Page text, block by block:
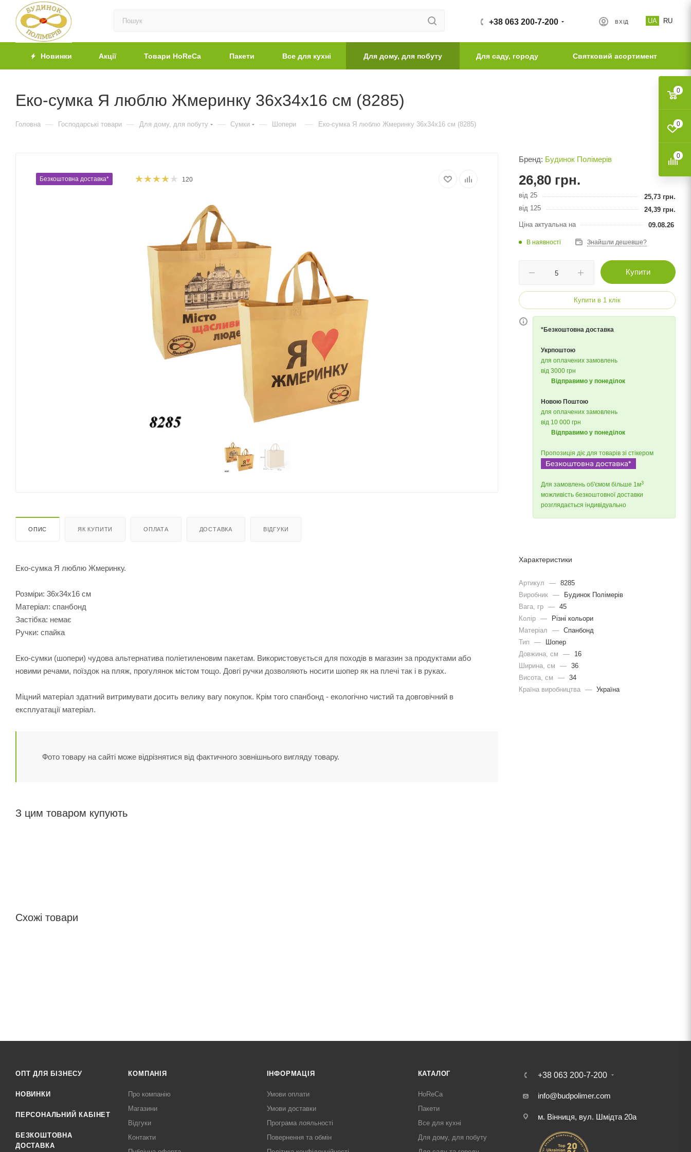
UA RU
ВХІД
+38 063 200-7-200
Новинки Акції Товари HoReCa Пакети Все для кухні Для дому, для побуту Для саду, городу Святковий асортимент
Еко-сумка Я люблю Жмеринку 36х34х16 см (8285)
Головна — Господарські товари — Для дому, для побуту — Сумки — Шопери — Еко-сумка Я люблю Жмеринку 36х34х16 см (8285)
Безкоштовна доставка* 120
ОПИС ЯК КУПИТИ ОПЛАТА ДОСТАВКА ВІДГУКИ
Еко-сумка Я люблю Жмеринку.
Розміри: 36х34х16 см
Матеріал: спанбонд
Застібка: немає
Ручки: спайка
Еко-сумки (шопери) чудова альтернатива поліетиленовим пакетам. Використовується для походів в магазин за продуктами або
новими речами, поїздок на пляж, прогулянок містом тощо. Довгі ручки дозволяють носити шопер як на плечі так і в руках.
Міцний матеріал здатний витримувати досить велику вагу покупок. Крім того спанбонд - екологічно чистий та довговічний в
експлуатації матеріал.
Фото товару на сайті може відрізнятися від фактичного зовнішнього вигляду товару.
З цим товаром купують
Схожі товари
Бренд: Будинок Полімерів
26,80 грн.
від 25 25,73 грн.
від 125
24,39 грн.
Ціна актуальна на
09.08.26
В наявності Знайшли дешевше?
Купити
Купити в 1 клік
*Безкоштовна доставка
Укрпоштою
для оплачених замовлень
від 3000 грн
Відправимо у понеділок
Новою Поштою
для оплачених замовлень
від 10 000 грн
Відправимо у понеділок
Пропозиція діє для товарів зі стікером
Для замовлень об'ємом більше 1м3
можливість безкоштовної доставки
розглядається індивідуально
Характеристики
Артикул — 8285
Виробник —
Будинок Полімерів
Вага, гр — 45
Колір —
Різні кольори
Матеріал
— Спанбонд
Тип
—
Шопер
Довжина, cм
—
16
Ширина, cм
— 36
Висота, см
— 34
Країна виробництва — Україна
ОПТ ДЛЯ БІЗНЕСУ
НОВИНКИ
ПЕРСОНАЛЬНИЙ КАБІНЕТ
БЕЗКОШТОВНА
ДОСТАВКА
КОМПАНІЯ
Про компанію
Магазини
Відгуки
Контакти
ІНФОРМАЦІЯ
Умови оплати
Умови доставки
Програма лояльності
Повернення та обмін
КАТАЛОГ
HoReCa
Пакети
Все для кухні
Для дому, для побуту
+38 063 200-7-200
info@budpolimer.com
м. Вінниця, вул. Шмідта 20а
0
0
0